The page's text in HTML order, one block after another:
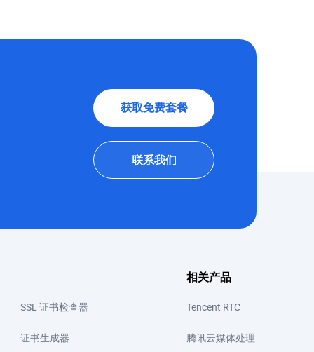
获取免费套餐
联系我们
SSL 证书检查器
证书生成器
相关产品
Tencent RTC
腾讯云媒体处理